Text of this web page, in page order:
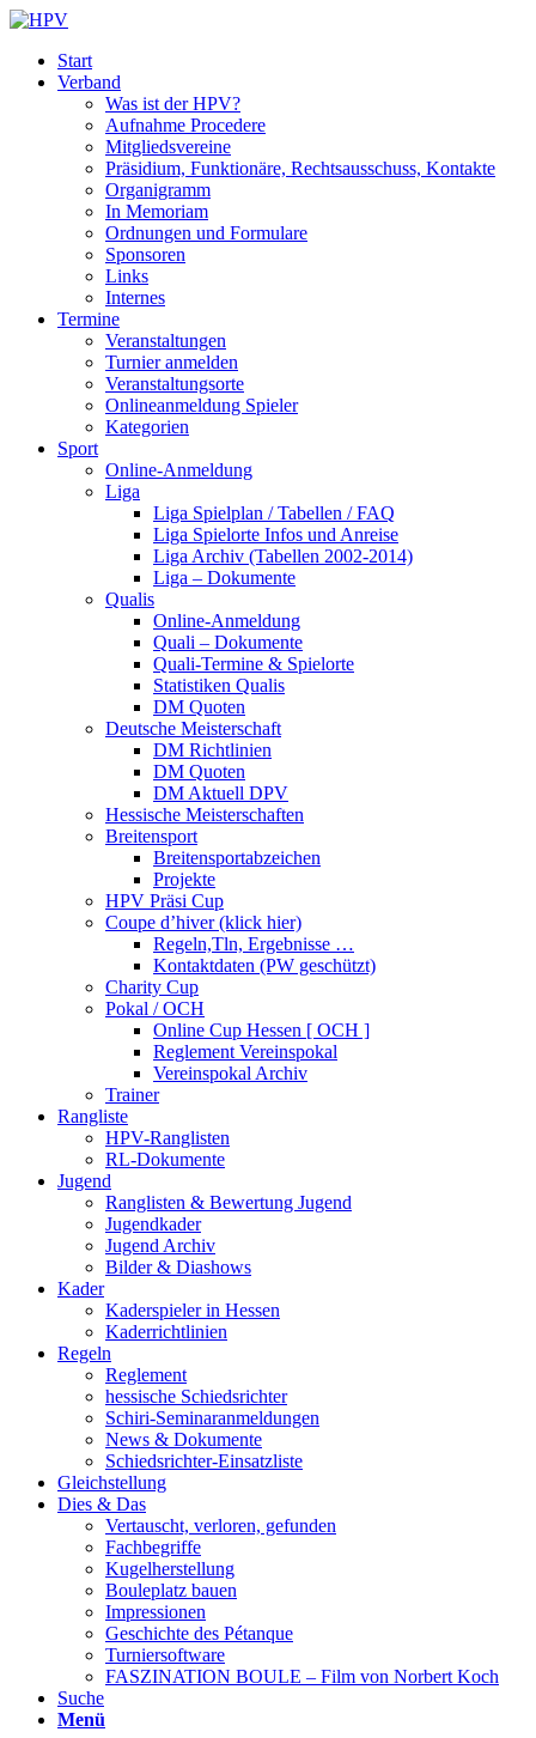
Start
Verband
Was ist der HPV?
Aufnahme Procedere
Mitgliedsvereine
Präsidium, Funktionäre, Rechtsausschuss, Kontakte
Organigramm
In Memoriam
Ordnungen und Formulare
Sponsoren
Links
Internes
Termine
Veranstaltungen
Turnier anmelden
Veranstaltungsorte
Onlineanmeldung Spieler
Kategorien
Sport
Online-Anmeldung
Liga
Liga Spielplan / Tabellen / FAQ
Liga Spielorte Infos und Anreise
Liga Archiv (Tabellen 2002-2014)
Liga – Dokumente
Qualis
Online-Anmeldung
Quali – Dokumente
Quali-Termine & Spielorte
Statistiken Qualis
DM Quoten
Deutsche Meisterschaft
DM Richtlinien
DM Quoten
DM Aktuell DPV
Hessische Meisterschaften
Breitensport
Breitensportabzeichen
Projekte
HPV Präsi Cup
Coupe d’hiver (klick hier)
Regeln,Tln, Ergebnisse …
Kontaktdaten (PW geschützt)
Charity Cup
Pokal / OCH
Online Cup Hessen [ OCH ]
Reglement Vereinspokal
Vereinspokal Archiv
Trainer
Rangliste
HPV-Ranglisten
RL-Dokumente
Jugend
Ranglisten & Bewertung Jugend
Jugendkader
Jugend Archiv
Bilder & Diashows
Kader
Kaderspieler in Hessen
Kaderrichtlinien
Regeln
Reglement
hessische Schiedsrichter
Schiri-Seminaranmeldungen
News & Dokumente
Schiedsrichter-Einsatzliste
Gleichstellung
Dies & Das
Vertauscht, verloren, gefunden
Fachbegriffe
Kugelherstellung
Bouleplatz bauen
Impressionen
Geschichte des Pétanque
Turniersoftware
FASZINATION BOULE – Film von Norbert Koch
Suche
Menü